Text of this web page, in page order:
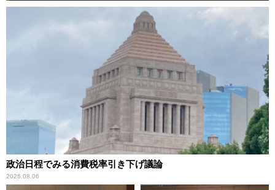
政治日程でみる消費税率引き下げ議論
2026.08.06